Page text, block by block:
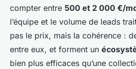
compter entre 500 et 2 000 €/
l’équipe et le volume de leads
pas le prix, mais la cohérence :
entre eux, et forment un
bien plus efficaces qu’une